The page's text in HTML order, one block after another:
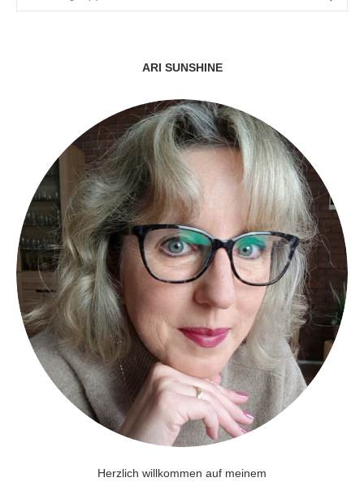
ARI SUNSHINE
Herzlich willkommen auf meinem